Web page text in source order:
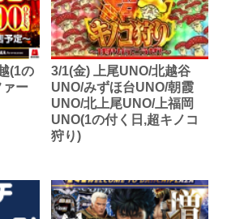
(1の
ー
3/1(金) 上尾UNO/北越谷
UNO/みずほ台UNO/朝霞
UNO/北上尾UNO/上福岡
UNO(1の付く日,超キノコ
狩り)